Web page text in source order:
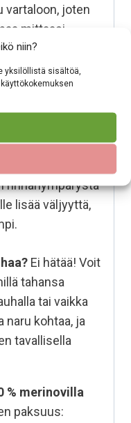
niin?
yksilöllistä sisältöä,
vartaloon, joten
mittaasi
haluat hieman
väliin, valitse
joustaa hyvin
Jos
rinnanympärystä
lisää väljyyttä,
Ei hätää! Voit
tahansa
tai vaikka
naru kohtaa, ja
tavallisella
% merinovilla
paksuus: